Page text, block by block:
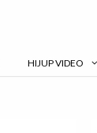
HIJUP VIDEO